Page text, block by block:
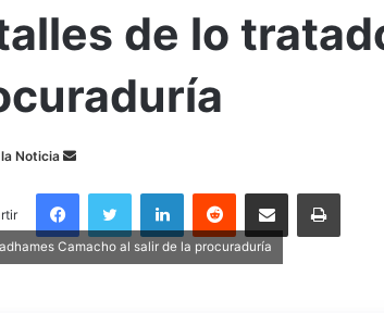
de lo
Noticia
Send
email
FacebookTwitter LinkedInReddit Compartir via Email Imprimi
Camacho al salir de la procuraduría